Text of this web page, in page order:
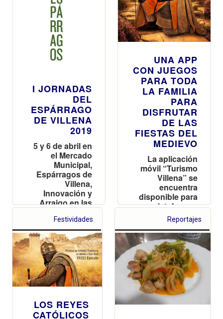
I JORNADAS
DEL
ESPÁRRAGO
DE VILLENA
2019
5 y 6 de abril en
el Mercado
Municipal,
Espárragos de
Villena,
Innovación y
Arraigo en las
UNA APP
CON JUEGOS
PARA TODA
LA FAMILIA
PARA
DISFRUTAR
DE LAS
FIESTAS DEL
MEDIEVO
La aplicación
móvil “Turismo
Villena” se
encuentra
disponible para
plataformas
Android e IOS
con contenido
renovado y
nuevos juegos
centrados en
las Fiestas del
Medievo 2019
Festividades
LOS REYES
CATÓLICOS
Reportajes